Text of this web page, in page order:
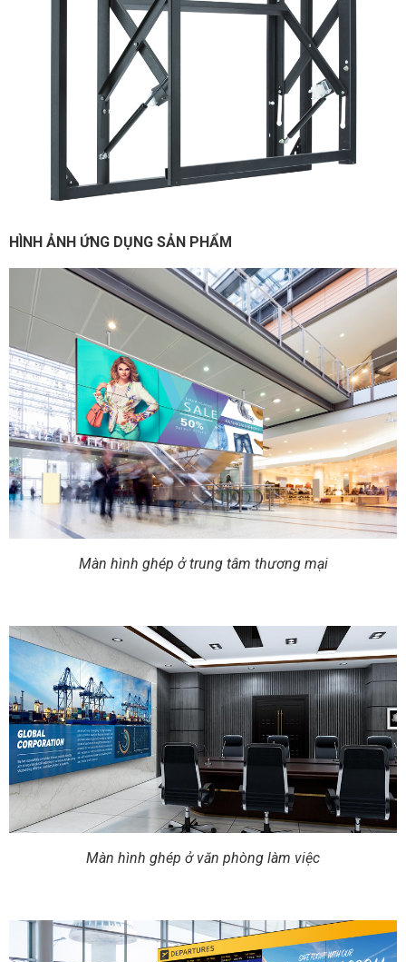
HÌNH ẢNH ỨNG DỤNG SẢN PHẨM
Màn hình ghép ở trung tâm thương mại
Màn hình ghép ở văn phòng làm việc